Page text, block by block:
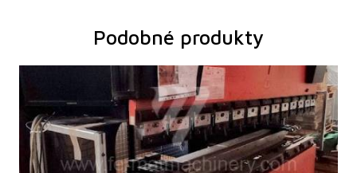
Podobné produkty
2001
ano
Tlaková síla
80 t
Ohraňovací délka
2620 mm
Počet řízených os
4
Kompenzace spodního průhybu
Zdvih beranu
200 mm